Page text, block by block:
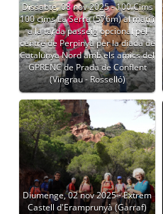
Dissabte, 08 nov 2025 - 100 Cims
100 cims La Serra (576m) al matí i
a la tarda passeig opcional pel
centre de Perpinyà per la diada de
Catalunya Nord amb els amics del
GPRENC de Prada de Conflent
(Vingrau - Rosselló)
Diumenge, 02 nov 2025 - Extrem
Castell d'Eramprunyà (Garraf)